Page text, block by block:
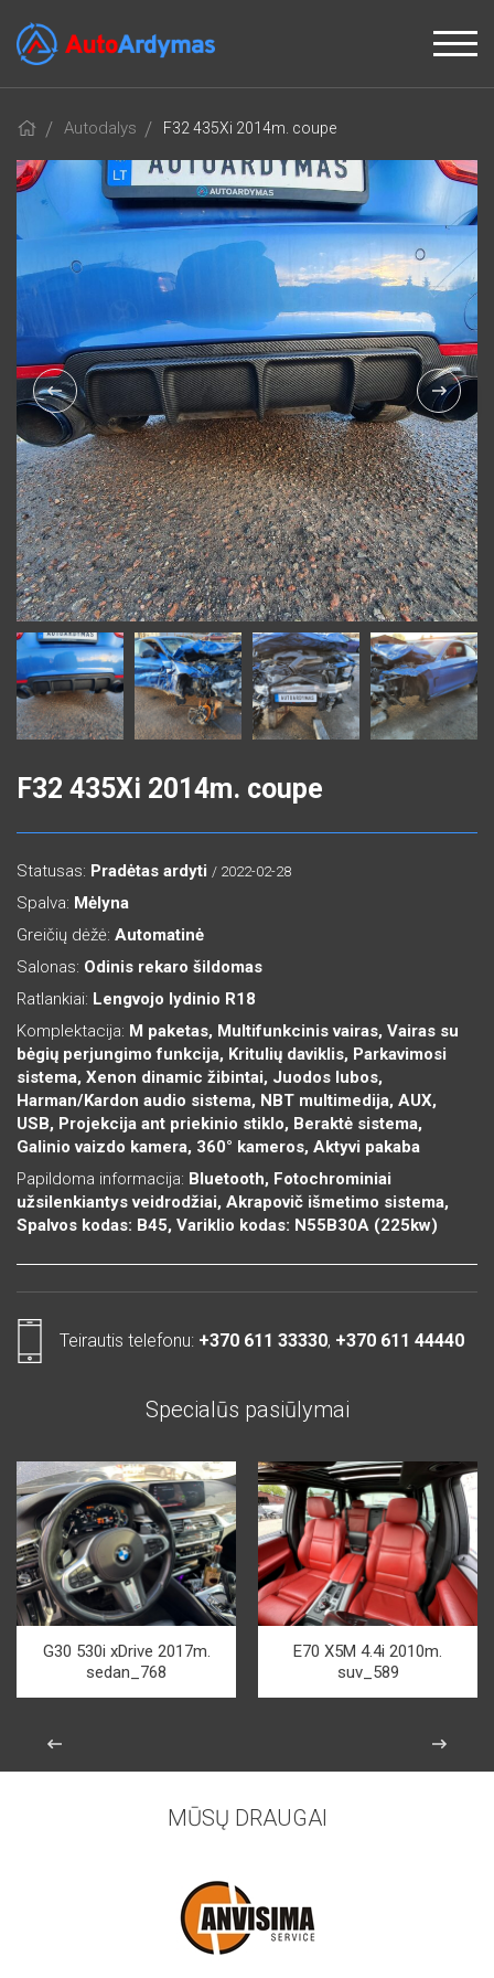
Autodalys F32 435Xi 2014m. coupe
F32 435Xi 2014m. coupe
Statusas: Pradėtas ardyti / 2022-02-28
Spalva: Mėlyna
Greičių dėžė: Automatinė
Salonas: Odinis rekaro šildomas
Ratlankiai: Lengvojo lydinio R18
Komplektacija: M paketas, Multifunkcinis vairas, Vairas su
bėgių perjungimo funkcija, Kritulių daviklis, Parkavimosi
sistema, Xenon dinamic žibintai, Juodos lubos,
Harman/Kardon audio sistema, NBT multimedija, AUX,
USB, Projekcija ant priekinio stiklo, Beraktė sistema,
Galinio vaizdo kamera, 360° kameros, Aktyvi pakaba
Papildoma informacija: Bluetooth, Fotochrominiai
užsilenkiantys veidrodžiai, Akrapovič išmetimo sistema,
Spalvos kodas: B45, Variklio kodas: N55B30A (225kw)
Teirautis telefonu: +370 611 33330, +370 611 44440
Specialūs pasiūlymai
G30 530i xDrive 2017m.
sedan_768
E70 X5M 4.4i 2010m.
suv_589
MŪSŲ DRAUGAI